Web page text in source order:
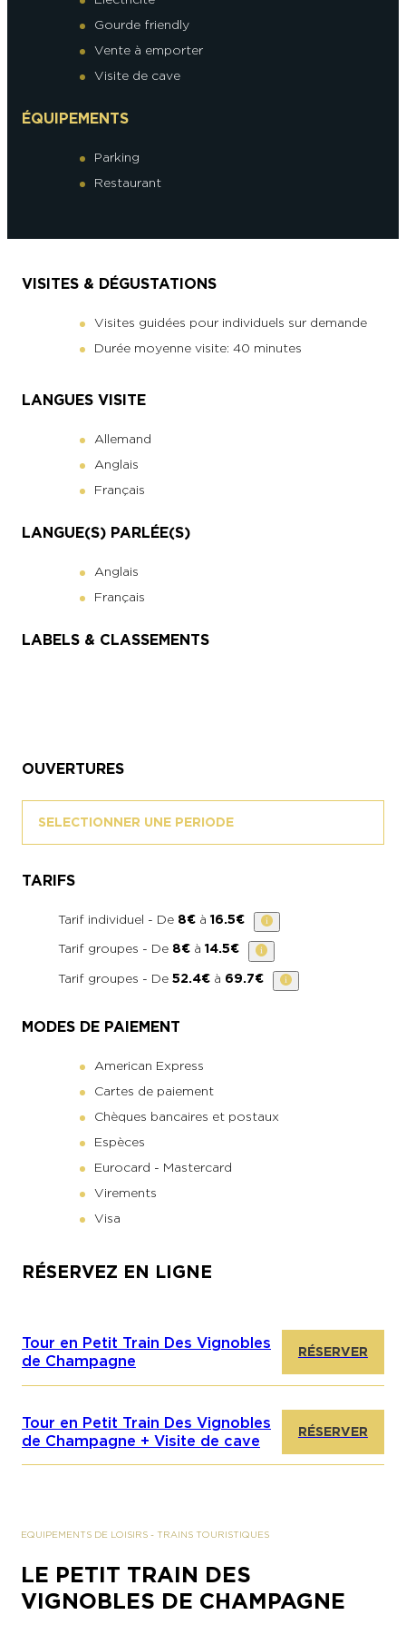
Gourde friendly
Vente à emporter
Visite de cave
ÉQUIPEMENTS
Parking
Restaurant
VISITES & DÉGUSTATIONS
Visites guidées pour individuels sur demande
Durée moyenne visite: 40 minutes
LANGUES VISITE
Allemand
Anglais
Français
LANGUE(S) PARLÉE(S)
Anglais
Français
LABELS & CLASSEMENTS
OUVERTURES
SELECTIONNER UNE PERIODE
TARIFS
Tarif individuel - De 8€ à 16.5€
Tarif groupes - De 8€ à 14.5€
Tarif groupes - De 52.4€ à 69.7€
MODES DE PAIEMENT
American Express
Cartes de paiement
Chèques bancaires et postaux
Espèces
Eurocard - Mastercard
Virements
Visa
RÉSERVEZ EN LIGNE
Tour en Petit Train Des Vignobles
de Champagne
RÉSERVER
Tour en Petit Train Des Vignobles
de Champagne + Visite de cave
RÉSERVER
EQUIPEMENTS DE LOISIRS - TRAINS TOURISTIQUES
LE PETIT TRAIN DES
VIGNOBLES DE CHAMPAGNE